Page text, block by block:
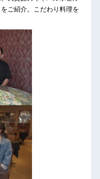
ご紹介。こだわり料理を